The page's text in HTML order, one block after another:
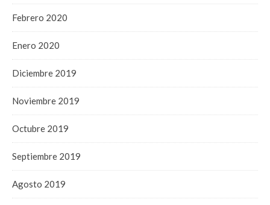
Febrero 2020
Enero 2020
Diciembre 2019
Noviembre 2019
Octubre 2019
Septiembre 2019
Agosto 2019